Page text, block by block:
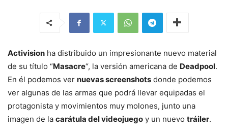
Activision ha distribuido un impresionante nuevo material
de su título “Masacre“, la versión americana de Deadpool.
En él podemos ver nuevas screenshots donde podemos
ver algunas de las armas que podrá llevar equipadas el
protagonista y movimientos muy molones, junto una
imagen de la carátula del videojuego y un nuevo tráiler.